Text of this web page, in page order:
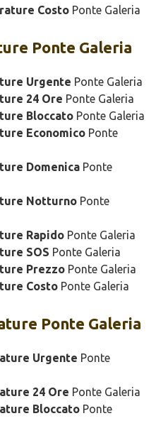
Costo Ponte Galeria
Ponte Galeria
Urgente Ponte Galeria
24 Ore Ponte Galeria
Bloccato Ponte Galeria
Economico Ponte
Domenica Ponte
Notturno Ponte
Rapido Ponte Galeria
SOS Ponte Galeria
Prezzo Ponte Galeria
Costo Ponte Galeria
Ponte Galeria
Urgente Ponte
24 Ore Ponte Galeria
Bloccato Ponte